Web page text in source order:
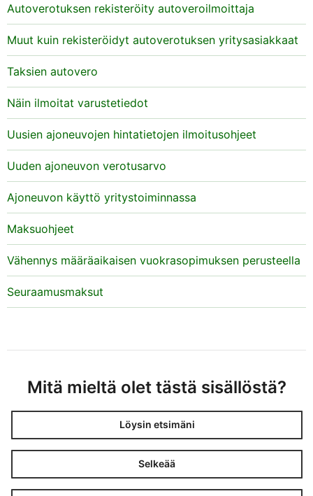
Autoverotuksen rekisteröity autoveroilmoittaja
Muut kuin rekisteröidyt autoverotuksen yritysasiakkaat
Taksien autovero
Näin ilmoitat varustetiedot
Uusien ajoneuvojen hintatietojen ilmoitusohjeet
Uuden ajoneuvon verotusarvo
Ajoneuvon käyttö yritystoiminnassa
Maksuohjeet
Vähennys määräaikaisen vuokrasopimuksen perusteella
Seuraamusmaksut
Mitä mieltä olet tästä sisällöstä?
Löysin etsimäni
Selkeää